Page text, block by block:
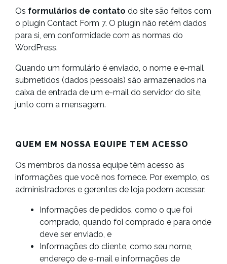
Os formulários de contato do site são feitos com
o plugin Contact Form 7. O plugin não retém dados
para si, em conformidade com as normas do
WordPress.
Quando um formulário é enviado, o nome e e-mail
submetidos (dados pessoais) são armazenados na
caixa de entrada de um e-mail do servidor do site,
junto com a mensagem.
QUEM EM NOSSA EQUIPE TEM ACESSO
Os membros da nossa equipe têm acesso às
informações que você nos fornece. Por exemplo, os
administradores e gerentes de loja podem acessar:
Informações de pedidos, como o que foi
comprado, quando foi comprado e para onde
deve ser enviado, e
Informações do cliente, como seu nome,
endereço de e-mail e informações de